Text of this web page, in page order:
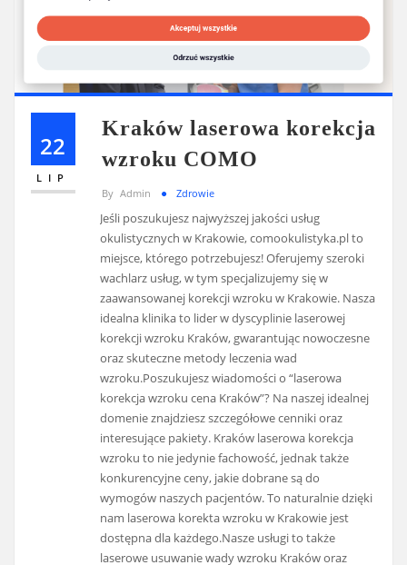
22
LIP
Kraków laserowa korekcja
wzroku COMO
By Admin Zdrowie
Jeśli poszukujesz najwyższej jakości usług
okulistycznych w Krakowie, comookulistyka.pl to
miejsce, którego potrzebujesz! Oferujemy szeroki
wachlarz usług, w tym specjalizujemy się w
zaawansowanej korekcji wzroku w Krakowie. Nasza
idealna klinika to lider w dyscyplinie laserowej
korekcji wzroku Kraków, gwarantując nowoczesne
oraz skuteczne metody leczenia wad
wzroku.Poszukujesz wiadomości o “laserowa
korekcja wzroku cena Kraków”? Na naszej idealnej
domenie znajdziesz szczegółowe cenniki oraz
interesujące pakiety. Kraków laserowa korekcja
wzroku to nie jedynie fachowość, jednak także
konkurencyjne ceny, jakie dobrane są do
wymogów naszych pacjentów. To naturalnie dzięki
nam laserowa korekta wzroku w Krakowie jest
dostępna dla każdego.Nasze usługi to także
laserowe usuwanie wady wzroku Kraków oraz